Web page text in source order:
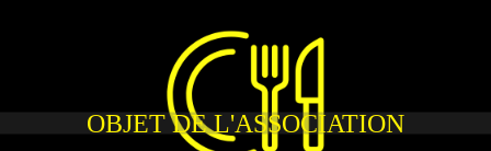
OBJET DE L'ASSOCIATION